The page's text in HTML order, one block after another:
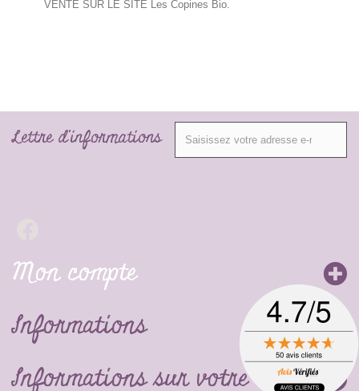
VENTE SUR LE SITE Les Copines Bio.
Lettre d'informations
Mon compte
Informations
Informations sur votre boutique